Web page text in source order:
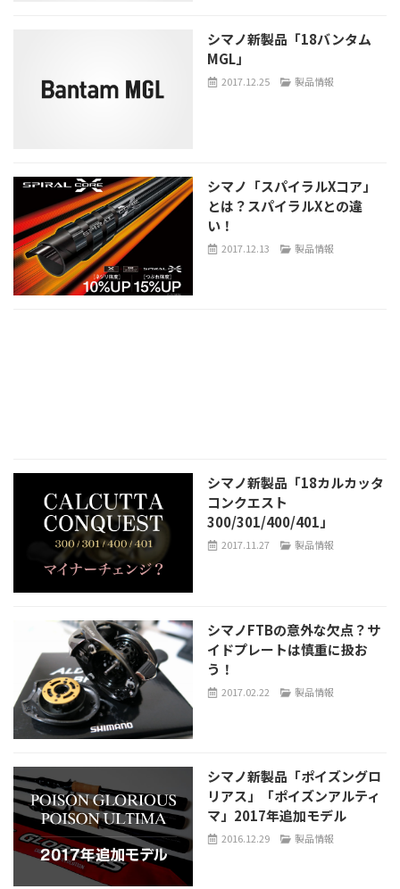
シマノ新製品「18バンタム
MGL」
2017.12.25 製品情報
シマノ「スパイラルXコア」
とは？スパイラルXとの違
い！
2017.12.13 製品情報
シマノ新製品「18カルカッタ
コンクエスト
300/301/400/401」
2017.11.27 製品情報
シマノFTBの意外な欠点？サ
イドプレートは慎重に扱お
う！
2017.02.22 製品情報
シマノ新製品「ポイズングロ
リアス」「ポイズンアルティ
マ」2017年追加モデル
2016.12.29 製品情報